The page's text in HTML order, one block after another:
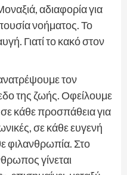
αδιαφορία για
νοήματος. Το
Γιατί το κακό στον
τον
της ζωής. Οφείλουμε
κάθε προσπάθεια για
σε κάθε ευγενή
φιλανθρωπία. Στο
γίνεται